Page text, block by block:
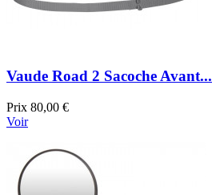
Vaude Road 2 Sacoche Avant...
Prix 80,00 €
Voir